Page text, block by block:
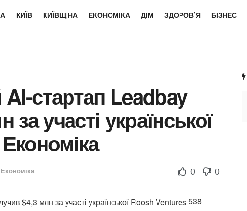
КИЇВ КИЇВЩІНА ЕКОНОМІКА ДІМ ЗДОРОВ’Я БІЗНЕС
стартап Leadbay
участі української
Економіка 0 0
538